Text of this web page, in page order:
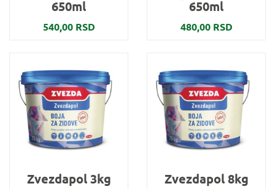
650ml
540,00 RSD
650ml
480,00 RSD
Zvezdapol 3kg Zvezdapol 8kg